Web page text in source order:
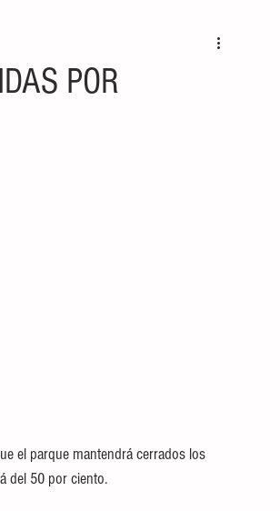
POR
el parque mantendrá cerrados los
del 50 por ciento.